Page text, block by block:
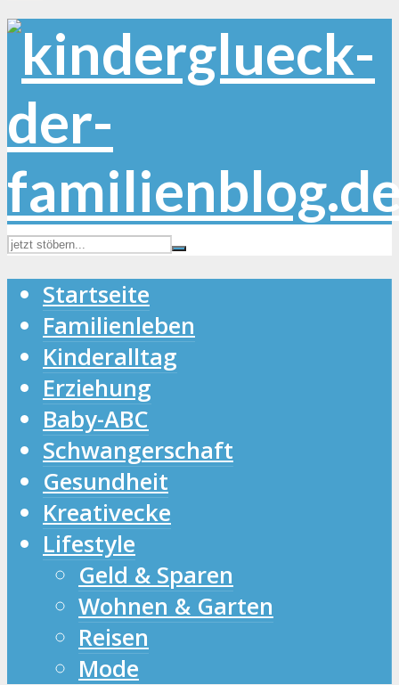
Startseite
Familienleben
Kinderalltag
Erziehung
Baby-ABC
Schwangerschaft
Gesundheit
Kreativecke
Lifestyle
Geld & Sparen
Wohnen & Garten
Reisen
Mode